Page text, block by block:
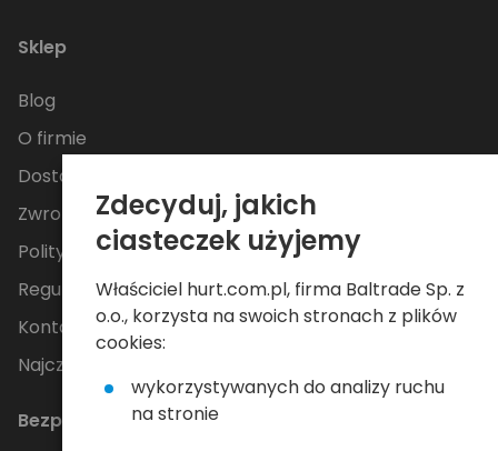
Sklep
Blog
O firmie
Dostawa
Zwroty i reklamacje
Polityka Prywatności
Regulamin
Kontakt
Najczęściej zadawane pytania
Bezpieczne płatności
Zdecyduj, jakich
ciasteczek użyjemy
Właściciel hurt.com.pl, firma Baltrade Sp. z
o.o., korzysta na swoich stronach z plików
cookies:
wykorzystywanych do analizy ruchu
na stronie